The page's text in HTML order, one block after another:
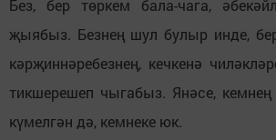
Без, бер төркем бала-чага,
җыябыз. Безнең шул булыр инде,
кәрҗиннәребезнең, кечкенә
тикшерешеп чыгабыз. Янәсе,
күмелгән дә, кемнеке юк.